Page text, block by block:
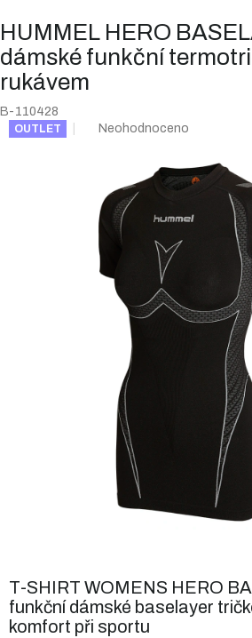
HUMMEL HERO
dámské funkční
rukávem
B-110428
OUTLET
Průměrné
0,0
z
hvězdiček.
Neohodnoceno
T-SHIRT WOMENS HERO
funkční dámské baselayer
komfort při sportu